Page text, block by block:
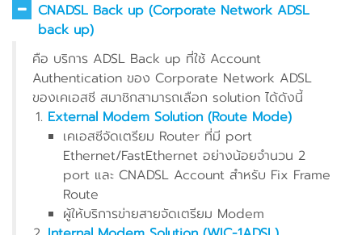
CNADSL Back up (Corporate Network ADSL
back up)
คือ บริการ ADSL Back up ที่ใช้ Account
Authentication ของ Corporate Network ADSL
ของเคเอสซี สมาชิกสามารถเลือก solution ได้ดังนี้
External Modem Solution (Route Mode)
เคเอสซีจัดเตรียม Router ที่มี port
Ethernet/FastEthernet อย่างน้อยจำนวน 2
port และ CNADSL Account สำหรับ Fix Frame
Route
ผู้ให้บริการข่ายสายจัดเตรียม Modem